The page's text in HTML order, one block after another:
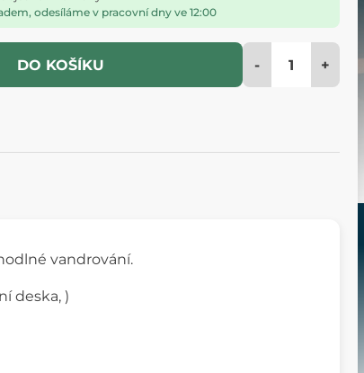
odesíláme v pracovní dny ve 12:00
DO KOŠÍKU - +
vandrování.
deska, )